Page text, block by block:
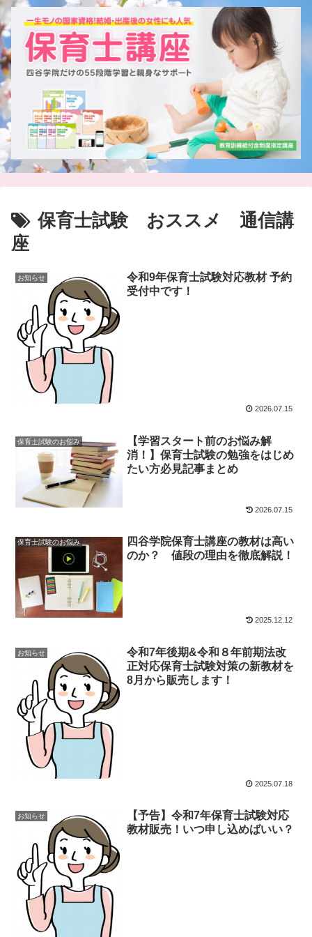
保育士試験 おススメ 通信講
座
お知らせ
令和9年保育士試験対応教材 予約
受付中です！
2026.07.15
保育士試験のお悩み
【学習スタート前のお悩み解
消！】保育士試験の勉強をはじめ
たい方必見記事まとめ
2026.07.15
保育士試験のお悩み
四谷学院保育士講座の教材は高い
のか？ 値段の理由を徹底解説！
2025.12.12
お知らせ
令和7年後期&令和８年前期法改
正対応保育士試験対策の新教材を
8月から販売します！
2025.07.18
お知らせ
【予告】令和7年保育士試験対応
教材販売！いつ申し込めばいい？